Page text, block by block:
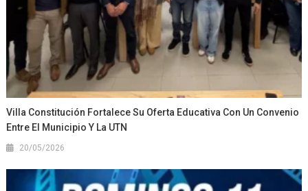
Villa Constitución Fortalece Su Oferta Educativa Con Un Convenio
Entre El Municipio Y La UTN
20/05/2026